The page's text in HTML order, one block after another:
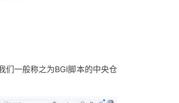
们一般称之为BGI脚本的中央仓